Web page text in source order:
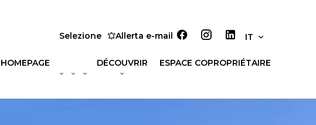
Selezione Allerta e-mail IT
HOMEPAGE DÉCOUVRIR ESPACE COPROPRIÉTAIRE